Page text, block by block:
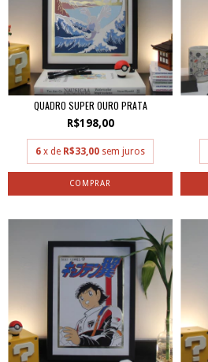
QUADRO SUPER OURO PRATA
R$198,00
6 x de R$33,00 sem juros